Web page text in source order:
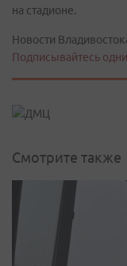
на стадионе.
Новости
Подписывайтесь
Смотрите также